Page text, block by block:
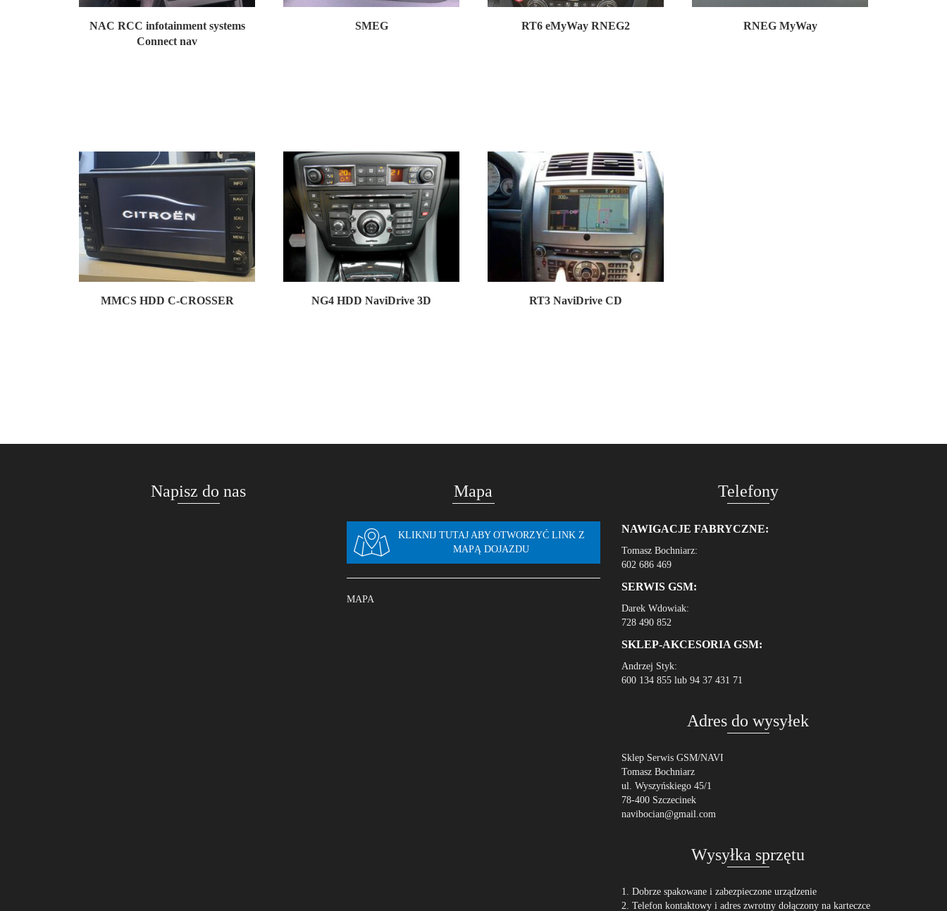
NAC RCC infotainment systems
Connect nav
SMEG RT6 eMyWay RNEG2 RNEG MyWay
MMCS HDD C-CROSSER NG4 HDD NaviDrive 3D RT3 NaviDrive CD
Napisz do nas Mapa
KLIKNIJ TUTAJ ABY OTWORZYĆ LINK Z
MAPĄ DOJAZDU
MAPA
Telefony
NAWIGACJE FABRYCZNE:
Tomasz Bochniarz:
602 686 469
SERWIS GSM:
Darek Wdowiak:
728 490 852
SKLEP-AKCESORIA GSM:
Andrzej Styk:
600 134 855 lub 94 37 431 71
Adres do wysyłek
Sklep Serwis GSM/NAVI
Tomasz Bochniarz
ul. Wyszyńskiego 45/1
78-400 Szczecinek
navibocian@gmail.com
Wysyłka sprzętu
1. Dobrze spakowane i zabezpieczone urządzenie
2. Telefon kontaktowy i adres zwrotny dołączony na karteczce